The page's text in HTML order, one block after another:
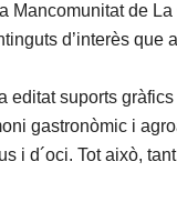
Mancomunitat de
d’interès que
editat suports
gastronòmic i
i d´oci. Tot això,